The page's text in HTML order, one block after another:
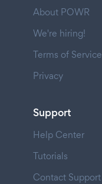
About POWR
We're hiring!
Terms of Service
Privacy
Support
Help Center
Tutorials
Contact Support